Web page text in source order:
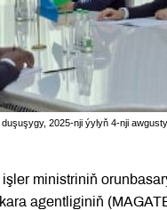
2025-nji ýylyň 4-nji
ministriniň
agentliginiň